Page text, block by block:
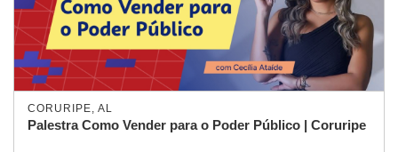
CORURIPE, AL
Palestra Como Vender para o Poder Público | Coruripe